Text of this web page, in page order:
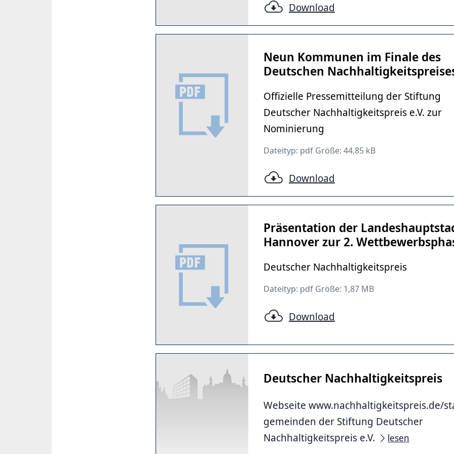
Download
Neun Kommunen im Finale des
Deutschen
Offizielle Pressemitteilung der Stiftung
Deutscher Nachhaltigkeitspreis e.V. zur
Nominierung
Dateityp: pdf Größe: 44,85 kB
Download
Präsentation der
Hannover zur 2.
Deutscher Nachhaltigkeitspreis
Dateityp: pdf Größe: 1,87 MB
Download
Deutscher Nachhaltigkeitspreis
Webseite www.nachhaltigkeitspreis.de/
gemeinden der Stiftung Deutscher
Nachhaltigkeitspreis e.V.
lesen